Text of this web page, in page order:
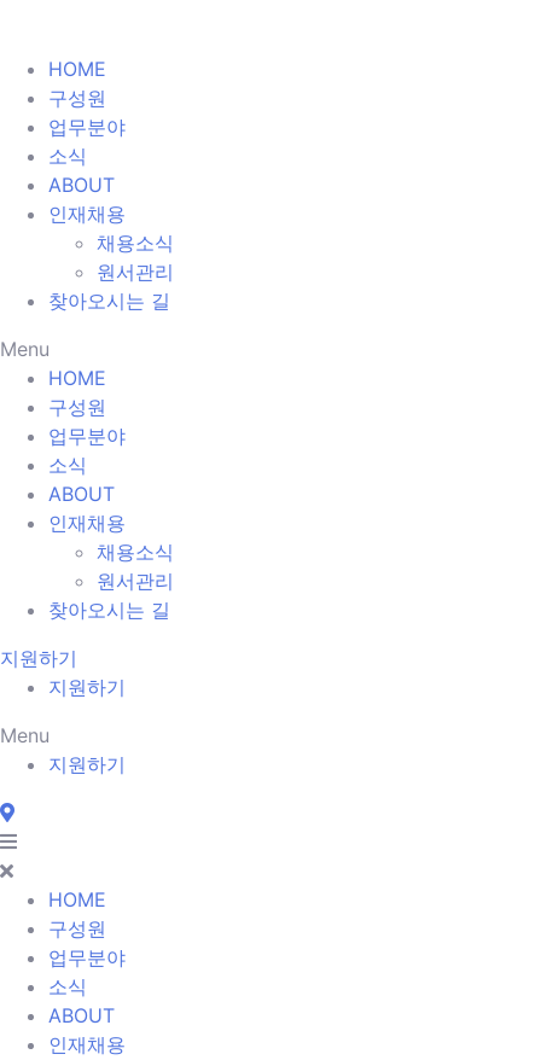
HOME
구성원
업무분야
소식
ABOUT
인재채용
채용소식
원서관리
찾아오시는 길
Menu
HOME
구성원
업무분야
소식
ABOUT
인재채용
채용소식
원서관리
찾아오시는 길
지원하기
지원하기
Menu
지원하기
HOME
구성원
업무분야
소식
ABOUT
인재채용